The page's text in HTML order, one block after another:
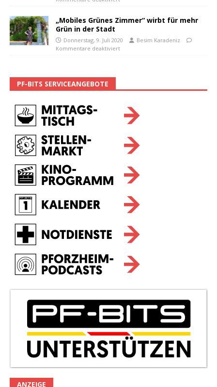
„Mobiles Grünes Zimmer“ wirbt für mehr
Grün in der Stadt
Donnerstag, 9. Juli 2020
Besim Karadeniz
Kommentare deaktiviert
PF-BITS SERVICEANGEBOTE
ANZEIGE